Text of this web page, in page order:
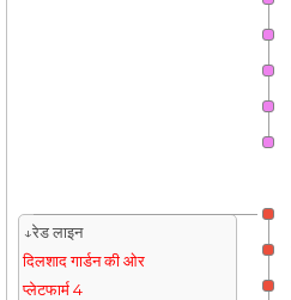
↓रेड लाइन
दिलशाद गार्डन की ओर
प्लेटफार्म 4